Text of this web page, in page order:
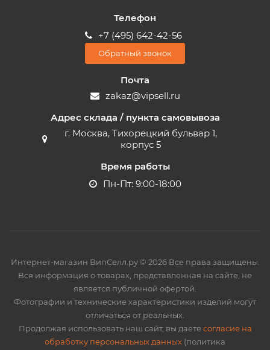
Телефон
+7 (495) 642-42-56
Обратный звонок
Почта
zakaz@vipsell.ru
Адрес склада / пункта самовывоза
г. Москва, Тихорецкий бульвар 1,
корпус 5
Время работы
Пн-Пт: 9:00-18:00
Интернет-магазин ВипСелл.ру © 2026 Все права защищены.
Вся информация о товарах, представленная на сайте, не
является публичной офертой.
Фотографии и технические характеристики изделий могут
отличаться от реальных.
Продолжая использовать наш сайт, вы даетесогласие на
обработку персональных данных (политика